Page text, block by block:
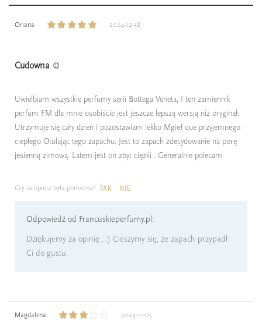
Oriana 2024-12-18
Cudowna ☺️
Uwielbiam wszystkie perfumy serii Bottega Veneta, I ten zamiennik
perfum FM dla mnie osobiście jest jeszcze lepszą wersją niż oryginał.
Utrzymuje się cały dzień i pozostawiam lekko Mgieł que przyjemnego
ciepłego Otulając tego zapachu. Jest to zapach zdecydowanie na porę
jesienną zimową. Latem jest on zbyt ciężki . Generalnie polecam
Czy ta opinia była pomocna? TAK NIE
Odpowiedź od Francuskieperfumy.pl:
Dziękujemy za opinię . :) Cieszymy się, że zapach przypadł
Ci do gustu.
Magdalena 2024-11-05